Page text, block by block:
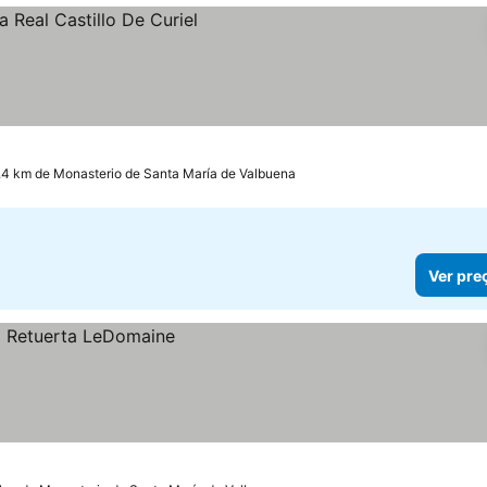
km de Monasterio de Santa María de Valbuena
Ver